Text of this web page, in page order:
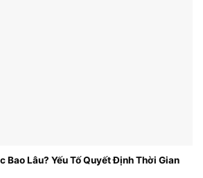
Lâu? Yếu Tố Quyết Định Thời Gian